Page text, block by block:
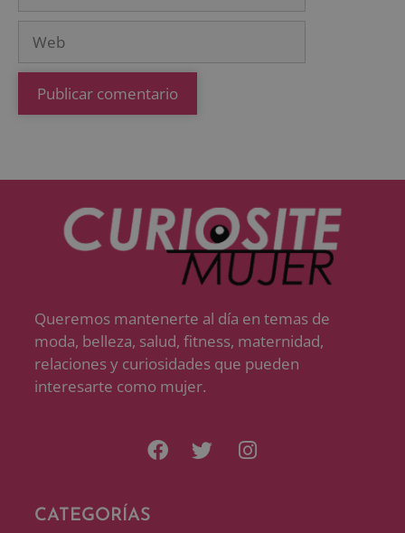
Queremos mantenerte al día en temas de
moda, belleza, salud, fitness, maternidad,
relaciones y curiosidades que pueden
interesarte como mujer.
CATEGORÍAS